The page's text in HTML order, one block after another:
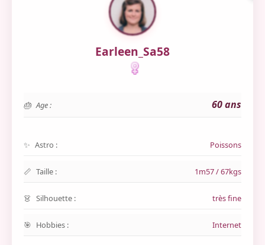
Earleen_Sa58
Age : 60 ans
Astro : Poissons
Taille : 1m57 / 67kgs
Silhouette : très fine
Hobbies : Internet